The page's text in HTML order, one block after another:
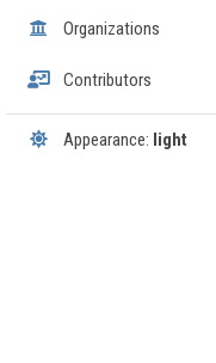
Organizations
Contributors
Appearance: light